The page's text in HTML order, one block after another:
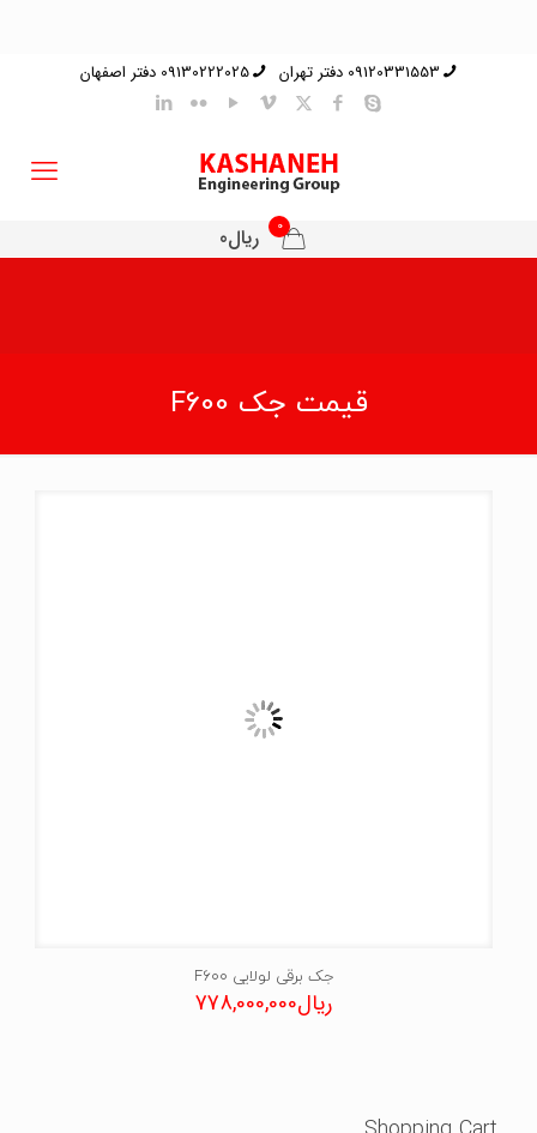
09120331553 دفتر تهران 09130222025 دفتر اصفهان
0 ریال0
قیمت جک F600
جک برقی لولایی F600
ریال778,000,000